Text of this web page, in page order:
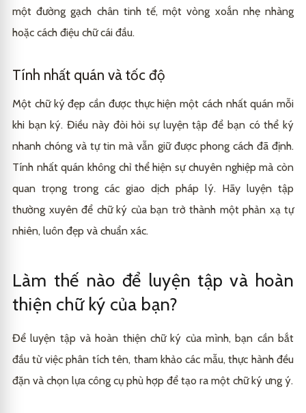
một đường gạch chân tinh tế, một vòng xoắn nhẹ nhàng
hoặc cách điệu chữ cái đầu.
Tính nhất quán và tốc độ
Một chữ ký đẹp cần được thực hiện một cách nhất quán mỗi
khi bạn ký. Điều này đòi hỏi sự luyện tập để bạn có thể ký
nhanh chóng và tự tin mà vẫn giữ được phong cách đã định.
Tính nhất quán không chỉ thể hiện sự chuyên nghiệp mà còn
quan trọng trong các giao dịch pháp lý. Hãy luyện tập
thường xuyên để chữ ký của bạn trở thành một phản xạ tự
nhiên, luôn đẹp và chuẩn xác.
Làm thế nào để luyện tập và hoàn
thiện chữ ký của bạn?
Để luyện tập và hoàn thiện chữ ký của mình, bạn cần bắt
đầu từ việc phân tích tên, tham khảo các mẫu, thực hành đều
đặn và chọn lựa công cụ phù hợp để tạo ra một chữ ký ưng ý.